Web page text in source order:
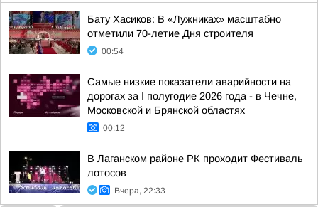
Бату Хасиков: В «Лужниках» масштабно
отметили 70-летие Дня строителя
00:54
Самые низкие показатели аварийности на
дорогах за I полугодие 2026 года - в Чечне,
Московской и Брянской областях
00:12
В Лаганском районе РК проходит Фестиваль
лотосов
Вчера, 22:33